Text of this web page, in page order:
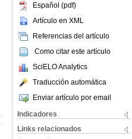
Español (pdf)
Artículo en XML
Referencias del artículo
Como citar este artículo
SciELO Analytics
Traducción automática
Enviar artículo por email
Indicadores
Links relacionados